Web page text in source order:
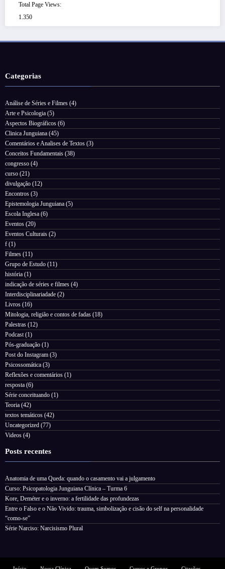
Total Page Views:
1.350
Categorias
Análise de Séries e Filmes (4)
Arte e Psicologia (5)
Aspectos Biográficos (6)
Clinica Junguiana (45)
Comentários e Analises de Textos (3)
Conceitos Fundamentais (38)
congresso (4)
curso (21)
divulgação (12)
Encontros (3)
Epistemologia Junguiana (5)
Escola Inglesa (6)
Eventos (20)
Eventos Culturais (2)
f (1)
Filmes (11)
Grupo de Estudo (11)
história (1)
indicação de séries e filmes (4)
Interdisciplinariadade (2)
Livros (16)
Mitologia, religião e contos de fadas (18)
Palestras (12)
Podcast (1)
Pós-graduação (1)
Post do Instagram (3)
Psicossomática (3)
Reflexões e comentários (1)
resposta (6)
Série conceituando (1)
Teoria (42)
textos temáticos (42)
Uncategorized (77)
Videos (4)
Posts recentes
Anatomia de uma Queda: quando o casamento vai a julgamento
Curso: Psicopatologia Junguiana Clínica – Turma 6
Kore, Deméter e o inverno: a fertilidade das profundezas
Entre o Falso e o Não Vivido: trauma, simbolização e cisão do self na personalidade
“como-se”
Série Narciso: Narcisismo Plural